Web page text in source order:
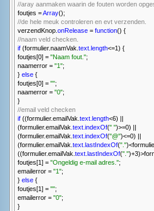
//aray aanmaken waarin de fouten worden
foutjes =Array();
//de hele meuk controleren en evt verzenden.
verzendKnop. onRelease = function() {
//naam veld checken.
if (formulier.naamVak. text.length<=1) {
foutjes[0] = "Naam fout.";
naamerror = "1";
} else {
foutjes[0] = "";
naamerror = "0";
}
//email veld checken
if ((formulier.emailVak. text.length<6) ||
(formulier.emailVak .text.indexOf(" ")>=0) ||
(formulier.emailVak. text.indexOf("@")<=0) ||
(formulier.emailVak. text.lastIndexOf("."
((formulier.emailVak. text.lastIndexOf("."
foutjes[1] = "Ongeldig e-mail adres.";
emailerror = "1";
} else {
foutjes[1] = "";
emailerror = "0";
}